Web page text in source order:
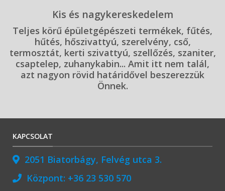
Kis és nagykereskedelem
Teljes körű épületgépészeti termékek, fűtés,
hűtés, hőszivattyú, szerelvény, cső,
termosztát, kerti szivattyú, szellőzés, szaniter,
csaptelep, zuhanykabin... Amit itt nem talál,
azt nagyon rövid határidővel beszerezzük
Önnek.
KAPCSOLAT
2051 Biatorbágy, Felvég utca 3.
Központ: +36 23 530 570